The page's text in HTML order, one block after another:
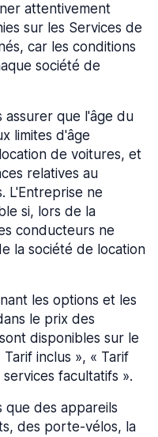
attentivement
sur les Services de
car les conditions
société de
assurer que l'âge du
limites d'âge
de voitures, et
relatives au
L'Entreprise ne
si, lors de la
conducteurs ne
la société de location
les options et les
le prix des
disponibles sur le
inclus », « Tarif
facultatifs ».
que des appareils
des porte-vélos, la